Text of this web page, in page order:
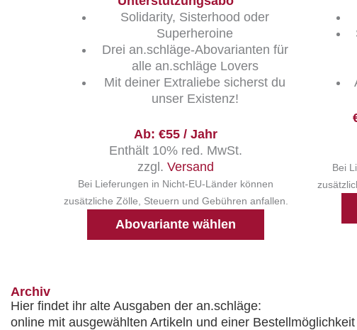
Solidarity, Sisterhood oder
Superheroine
Drei an.schläge-Abovarianten für
alle an.schläge Lovers
Mit deiner Extraliebe sicherst du
unser Existenz!
Ab: €55 / Jahr
Enthält 10% red. MwSt.
zzgl.Versand
Bei Lieferungen in Nicht-EU-Länder können
zusätzliche Zölle, Steuern und Gebühren anfallen.
Abovariante wählen
Bei
Archiv
Hier findet ihr alte Ausgaben der an.schläge:
online mit ausgewählten Artikeln und einer